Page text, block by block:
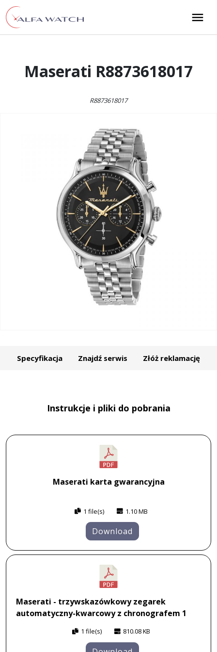
Przejdź do treści
Main Navigation
Maserati R8873618017
R8873618017
Specyfikacja Znajdź serwis Złóż reklamację
Instrukcje i pliki do pobrania
Maserati karta gwarancyjna
1 file(s) 1.10 MB
Download
Maserati - trzywskazówkowy zegarek
automatyczny-kwarcowy z chronografem 1
1 file(s) 810.08 KB